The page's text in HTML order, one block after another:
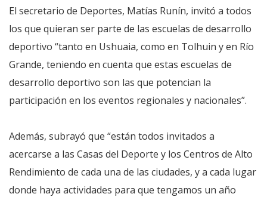
El secretario de Deportes, Matías Runín, invitó a todos
los que quieran ser parte de las escuelas de desarrollo
deportivo “tanto en Ushuaia, como en Tolhuin y en Río
Grande, teniendo en cuenta que estas escuelas de
desarrollo deportivo son las que potencian la
participación en los eventos regionales y nacionales”.
Además, subrayó que “están todos invitados a
acercarse a las Casas del Deporte y los Centros de Alto
Rendimiento de cada una de las ciudades, y a cada lugar
donde haya actividades para que tengamos un año